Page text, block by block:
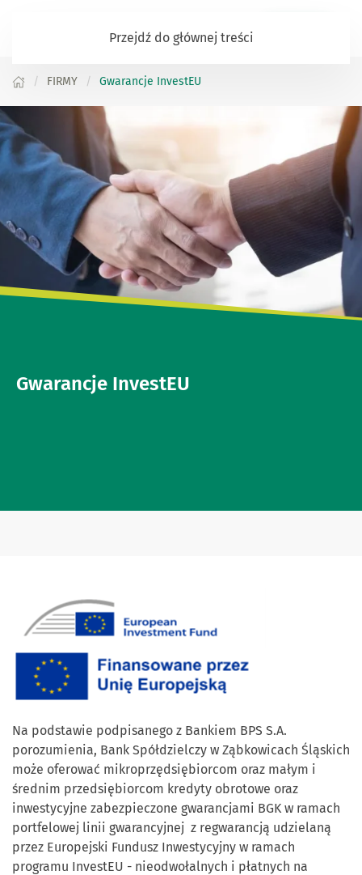
Przejdź do głównej treści
FIRMY Gwarancje InvestEU
Gwarancje InvestEU
Na podstawie podpisanego z Bankiem BPS S.A.
porozumienia, Bank Spółdzielczy w Ząbkowicach Śląskich
może oferować mikroprzędsiębiorcom oraz małym i
średnim przedsiębiorcom kredyty obrotowe oraz
inwestycyjne zabezpieczone gwarancjami BGK w ramach
portfelowej linii gwarancyjnej z regwarancją udzielaną
przez Europejski Fundusz Inwestycyjny w ramach
programu InvestEU - nieodwołalnych i płatnych na